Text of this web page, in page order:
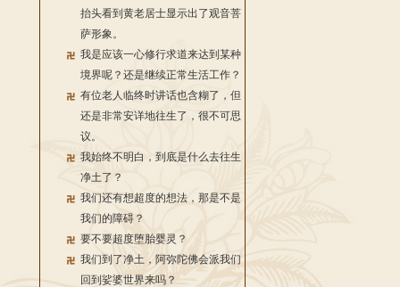
抬头看到黄老居士显示出了观音菩
萨形象。
我是应该一心修行求道来达到某种
境界呢？还是继续正常生活工作？
有位老人临终时讲话也含糊了，但
还是非常安详地往生了，很不可思
议。
我始终不明白，到底是什么去往生
净土了？
我们还有想超度的想法，那是不是
我们的障碍？
要不要超度堕胎婴灵？
我们到了净土，阿弥陀佛会派我们
回到娑婆世界来吗？